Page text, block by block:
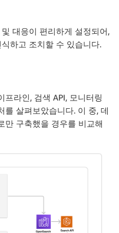
대응이 편리하게 설정되어,
하고 조치할 수 있습니다.
라인, 검색 API, 모니터링
를 살펴보았습니다. 이 중, 데
만 구축했을 경우를 비교해